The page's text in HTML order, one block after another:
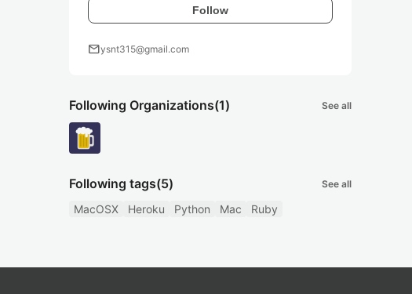
Follow
mailysnt315@gmail.com
Following Organizations(1) See all
Following tags(5) See all
MacOSX Heroku Python Mac Ruby